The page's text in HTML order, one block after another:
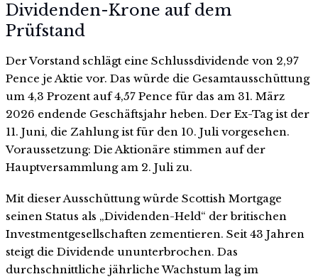
Dividenden-Krone auf dem
Prüfstand
Der Vorstand schlägt eine Schlussdividende von 2,97
Pence je Aktie vor. Das würde die Gesamtausschüttung
um 4,3 Prozent auf 4,57 Pence für das am 31. März
2026 endende Geschäftsjahr heben. Der Ex-Tag ist der
11. Juni, die Zahlung ist für den 10. Juli vorgesehen.
Voraussetzung: Die Aktionäre stimmen auf der
Hauptversammlung am 2. Juli zu.
Mit dieser Ausschüttung würde Scottish Mortgage
seinen Status als „Dividenden-Held“ der britischen
Investmentgesellschaften zementieren. Seit 43 Jahren
steigt die Dividende ununterbrochen. Das
durchschnittliche jährliche Wachstum lag im